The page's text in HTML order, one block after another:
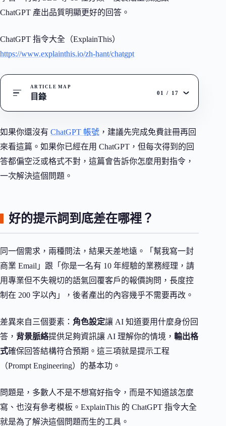
ChatGPT 產出品質明顯更好的回答。
ChatGPT 指令大全（ExplainThis）
https://www.explainthis.io/zh-hant/chatgpt
ARTICLE MAP
目錄 01 / 17
如果你還沒有 ChatGPT 帳號 ，建議先完成免費註冊再回
來看這篇。如果你已經在用 ChatGPT，但每次得到的回
答都偏空泛或格式不對，這篇會告訴你怎麼用對指令，
一次解決這個問題。
好的提示詞到底差在哪裡？
同一個需求，兩種問法，結果天差地遠。「幫我寫一封
商業 Email」跟「你是一名有 10 年經驗的業務經理，請
用專業但不失親切的語氣回覆客戶的報價詢問，長度控
制在 200 字以內」，後者產出的內容幾乎不需要再改。
差異來自三個要素： 角色設定讓 AI 知道要用什麼身份回
答， 背景脈絡提供足夠資訊讓 AI 理解你的情境， 輸出格
式確保回答結構符合預期。這三項就是提示工程
（Prompt Engineering）的基本功。
問題是，多數人不是不想寫好指令，而是不知道該怎麼
寫、也沒有參考模板。ExplainThis 的 ChatGPT 指令大全
就是為了解決這個問題而生的工具。